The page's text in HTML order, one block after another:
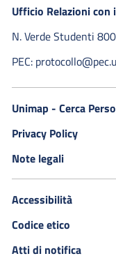
Ufficio Relazioni con
N. Verde Studenti
PEC:
Unimap - Cerca
Privacy Policy
Note legali
Accessibilità
Codice etico
Atti di notifica